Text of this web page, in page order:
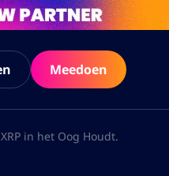
Meedoen
in het Oog Houdt.